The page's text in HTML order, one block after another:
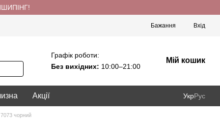
Бажання Вхід
Графік роботи:
Без вихідних: 10:00–21:00
Мій кошик
Акції УкрРус
чорний